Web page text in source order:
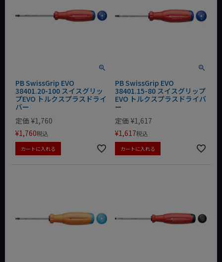
PB SwissGrip EVO
38401.20-100 スイスグリッ
プEVO トルクスプラスドライ
バー
定価 ¥1,760
¥1,760税込
カートに入れる
PB SwissGrip EVO
38401.15-80 スイスグリップ
EVO トルクスプラスドライバ
ー
定価 ¥1,617
¥1,617税込
カートに入れる